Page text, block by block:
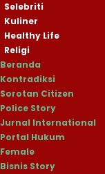
Selebriti
Kuliner
Healthy Life
Religi
Beranda
Kontradiksi
Sorotan Citizen
Police Story
Jurnal International
Portal Hukum
Female
Bisnis Story